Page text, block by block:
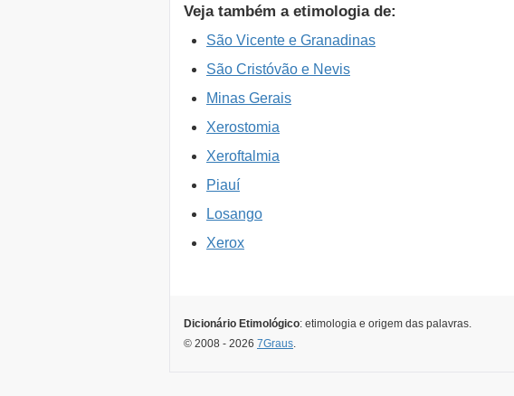
Veja também a etimologia de:
São Vicente e Granadinas
São Cristóvão e Nevis
Minas Gerais
Xerostomia
Xeroftalmia
Piauí
Losango
Xerox
Dicionário Etimológico: etimologia e origem das palavras.
© 2008 - 2026 7Graus.